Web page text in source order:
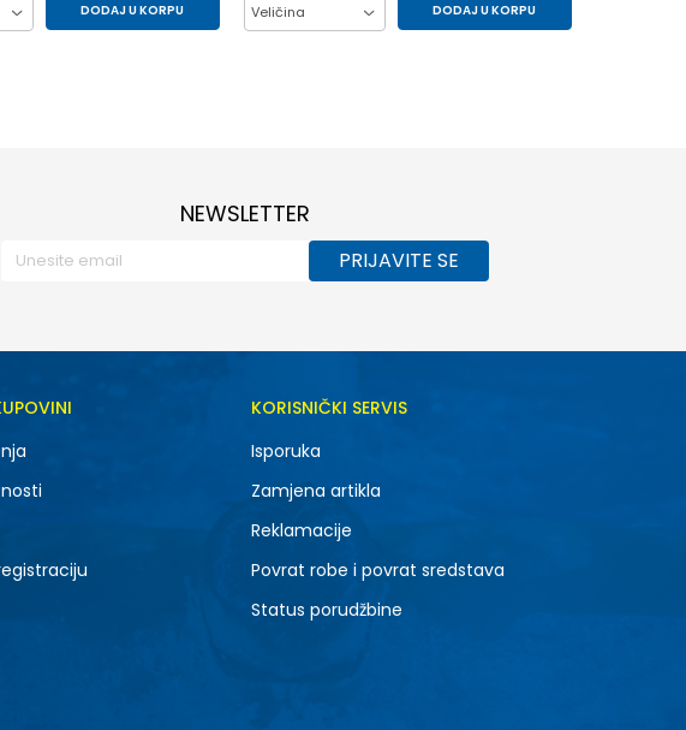
DODAJ U KORPU Veličina DODAJ U KORPU
NEWSLETTER
PRIJAVITE SE
KORISNIČKI SERVIS
Isporuka
Zamjena artikla
Reklamacije
Povrat robe i povrat sredstava
Status porudžbine